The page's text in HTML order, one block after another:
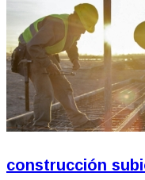
construcción